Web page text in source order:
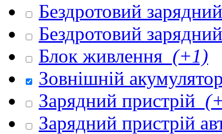
Бездротовий
Бездротовий
Блок живлення (+1)
Зовнішній
Зарядний пристрій
Зарядний пристрій